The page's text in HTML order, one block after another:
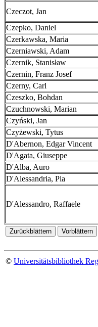
Czeczot, Jan
Czepko, Daniel
Czerkawska, Maria
Czerniawski, Adam
Czernik, Stanisław
Czernin, Franz Josef
Czerny, Carl
Czeszko, Bohdan
Czuchnowski, Marian
Czyński, Jan
Czyżewski, Tytus
D'Abernon, Edgar Vincent
D'Agata, Giuseppe
D'Alba, Auro
D'Alessandria, Pia
D'Alessandro, Raffaele
© Universitätsbibliothek